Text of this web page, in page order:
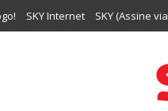
SKY Internet SKY (Assine